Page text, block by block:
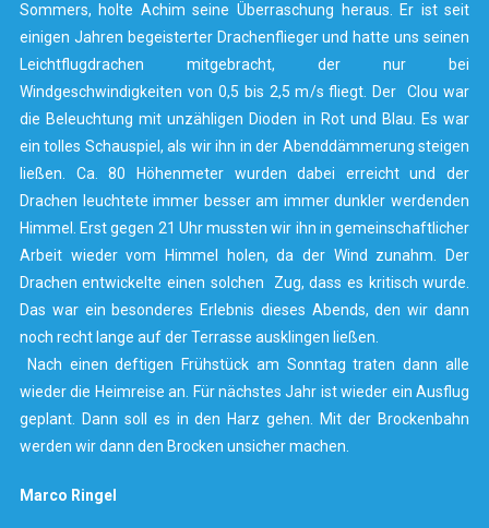
Sommers, holte Achim seine Überraschung heraus. Er ist seit
einigen Jahren begeisterter Drachenflieger und hatte uns seinen
Leichtflugdrachen mitgebracht, der nur bei
Windgeschwindigkeiten von 0,5 bis 2,5 m/s fliegt. Der Clou war
die Beleuchtung mit unzähligen Dioden in Rot und Blau. Es war
ein tolles Schauspiel, als wir ihn in der Abenddämmerung steigen
ließen. Ca. 80 Höhenmeter wurden dabei erreicht und der
Drachen leuchtete immer besser am immer dunkler werdenden
Himmel. Erst gegen 21 Uhr mussten wir ihn in gemeinschaftlicher
Arbeit wieder vom Himmel holen, da der Wind zunahm. Der
Drachen entwickelte einen solchen Zug, dass es kritisch wurde.
Das war ein besonderes Erlebnis dieses Abends, den wir dann
noch recht lange auf der Terrasse ausklingen ließen.
Nach einen deftigen Frühstück am Sonntag traten dann alle
wieder die Heimreise an. Für nächstes Jahr ist wieder ein Ausflug
geplant. Dann soll es in den Harz gehen. Mit der Brockenbahn
werden wir dann den Brocken unsicher machen.
Marco Ringel